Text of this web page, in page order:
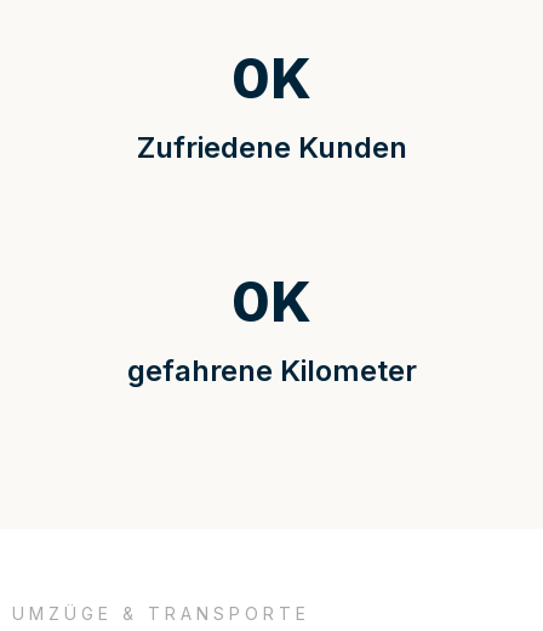
Zufriedene Kunden
0K
gefahrene Kilometer
0K
UMZÜGE & TRANSPORTE